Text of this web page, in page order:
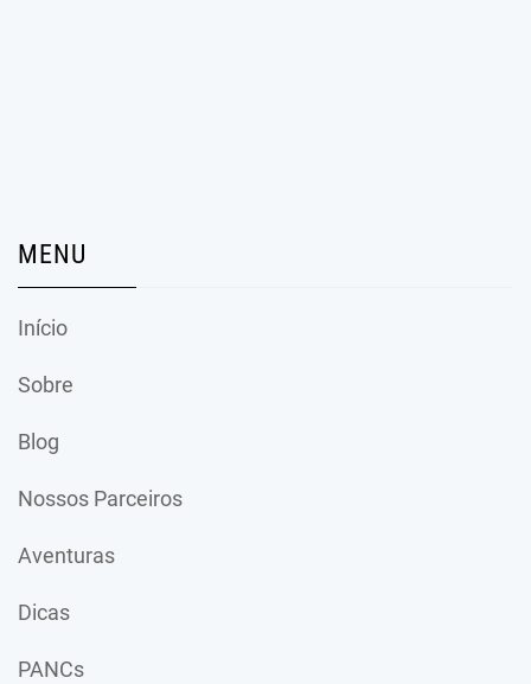
MENU
Início
Sobre
Blog
Nossos Parceiros
Aventuras
Dicas
PANCs